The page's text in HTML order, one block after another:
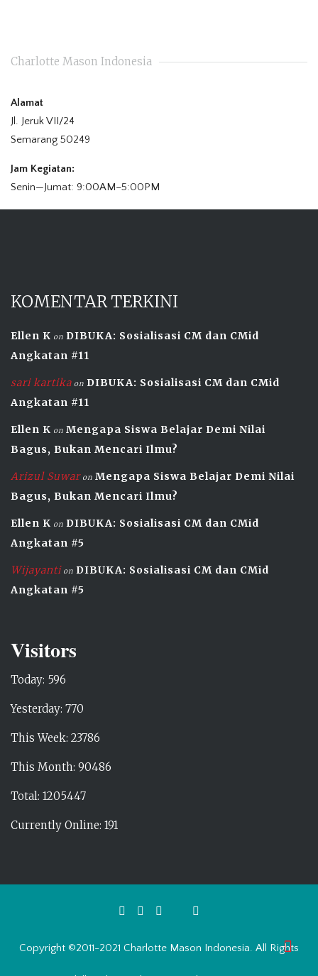
Charlotte Mason Indonesia
Alamat
Jl. Jeruk VII/24
Semarang 50249
Jam Kegiatan:
Senin—Jumat: 9:00AM–5:00PM
KOMENTAR TERKINI
Ellen K on DIBUKA: Sosialisasi CM dan CMid
Angkatan #11
sari kartika on DIBUKA: Sosialisasi CM dan CMid
Angkatan #11
Ellen K on Mengapa Siswa Belajar Demi Nilai
Bagus, Bukan Mencari Ilmu?
Arizul Suwaron Mengapa Siswa Belajar Demi Nilai
Bagus, Bukan Mencari Ilmu?
Ellen K on DIBUKA: Sosialisasi CM dan CMid
Angkatan #5
Wijayanti on DIBUKA: Sosialisasi CM dan CMid
Angkatan #5
Visitors
Today: 596
Yesterday: 770
This Week: 23786
This Month: 90486
Total: 1205447
Currently Online: 191
Copyright ©2011-2021 Charlotte Mason Indonesia. All Rights